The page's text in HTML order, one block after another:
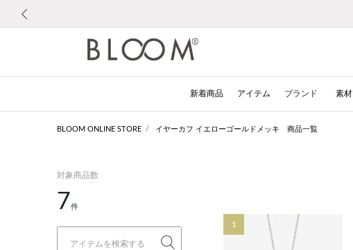
新着商品 アイテム ブランド 素材
BLOOM ONLINE STORE イヤーカフ イエローゴールドメッキ 商品一覧
対象商品数
7件
1